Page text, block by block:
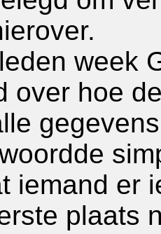
week
over hoe
iemand er
plaats